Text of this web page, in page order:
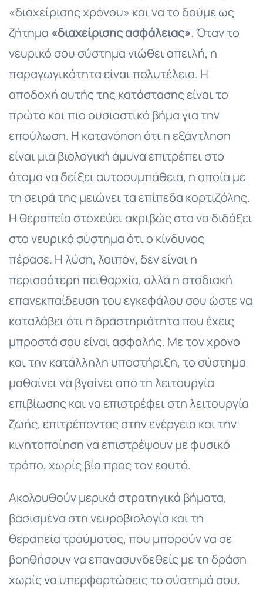
«διαχείρισης χρόνου» και να το δούμε ως
ζήτημα «διαχείρισης ασφάλειας». Όταν το
νευρικό σου σύστημα νιώθει απειλή, η
παραγωγικότητα είναι πολυτέλεια. Η
αποδοχή αυτής της κατάστασης είναι το
πρώτο και πιο ουσιαστικό βήμα για την
επούλωση. Η κατανόηση ότι η εξάντληση
είναι μια βιολογική άμυνα επιτρέπει στο
άτομο να δείξει αυτοσυμπάθεια, η οποία με
τη σειρά της μειώνει τα επίπεδα κορτιζόλης.
Η θεραπεία στοχεύει ακριβώς στο να διδάξει
στο νευρικό σύστημα ότι ο κίνδυνος
πέρασε. Η λύση, λοιπόν, δεν είναι η
περισσότερη πειθαρχία, αλλά η σταδιακή
επανεκπαίδευση του εγκεφάλου σου ώστε να
καταλάβει ότι η δραστηριότητα που έχεις
μπροστά σου είναι ασφαλής. Με τον χρόνο
και την κατάλληλη υποστήριξη, το σύστημα
μαθαίνει να βγαίνει από τη λειτουργία
επιβίωσης και να επιστρέφει στη λειτουργία
ζωής, επιτρέποντας στην ενέργεια και την
κινητοποίηση να επιστρέψουν με φυσικό
τρόπο, χωρίς βία προς τον εαυτό.
Ακολουθούν μερικά στρατηγικά βήματα,
βασισμένα στη νευροβιολογία και τη
θεραπεία τραύματος, που μπορούν να σε
βοηθήσουν να επανασυνδεθείς με τη δράση
χωρίς να υπερφορτώσεις το σύστημά σου.